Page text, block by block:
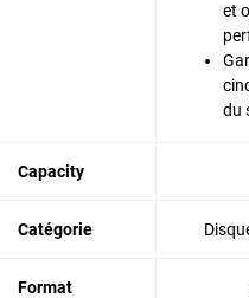
et
du
Capacity
Catégorie
Format